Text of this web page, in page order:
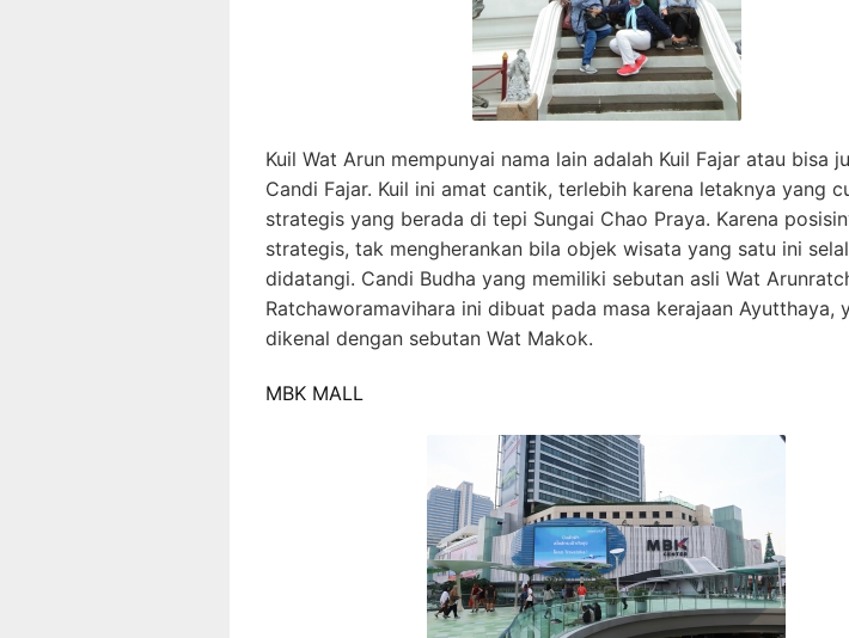
Kuil Wat Arun mempunyai nama lain adalah Kuil Fajar atau bisa
Candi Fajar. Kuil ini amat cantik, terlebih karena letaknya yang
strategis yang berada di tepi Sungai Chao Praya. Karena
strategis, tak mengherankan bila objek wisata yang satu ini
didatangi. Candi Budha yang memiliki sebutan asli Wat
Ratchaworamavihara ini dibuat pada masa kerajaan Ayutthaya,
dikenal dengan sebutan Wat Makok.
MBK MALL